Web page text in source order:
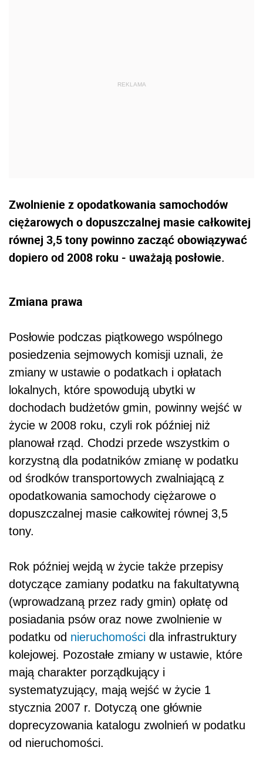
Zwolnienie z opodatkowania samochodów
ciężarowych o dopuszczalnej masie całkowitej
równej 3,5 tony powinno zacząć obowiązywać
dopiero od 2008 roku - uważają posłowie.
Zmiana prawa
Posłowie podczas piątkowego wspólnego
posiedzenia sejmowych komisji uznali, że
zmiany w ustawie o podatkach i opłatach
lokalnych, które spowodują ubytki w
dochodach budżetów gmin, powinny wejść w
życie w 2008 roku, czyli rok później niż
planował rząd. Chodzi przede wszystkim o
korzystną dla podatników zmianę w podatku
od środków transportowych zwalniającą z
opodatkowania samochody ciężarowe o
dopuszczalnej masie całkowitej równej 3,5
tony.
Rok później wejdą w życie także przepisy
dotyczące zamiany podatku na fakultatywną
(wprowadzaną przez rady gmin) opłatę od
posiadania psów oraz nowe zwolnienie w
podatku od nieruchomości dla infrastruktury
kolejowej. Pozostałe zmiany w ustawie, które
mają charakter porządkujący i
systematyzujący, mają wejść w życie 1
stycznia 2007 r. Dotyczą one głównie
doprecyzowania katalogu zwolnień w podatku
od nieruchomości.